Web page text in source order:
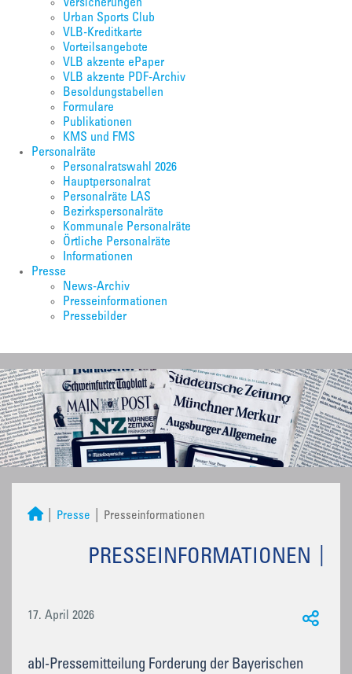
Versicherungen
Urban Sports Club
VLB-Kreditkarte
Vorteilsangebote
VLB akzente ePaper
VLB akzente PDF-Archiv
Besoldungstabellen
Formulare
Publikationen
KMS und FMS
Personalräte
Personalratswahl 2026
Hauptpersonalrat
Personalräte LAS
Bezirkspersonalräte
Kommunale Personalräte
Örtliche Personalräte
Informationen
Presse
News-Archiv
Presseinformationen
Pressebilder
Presse Presseinformationen
PRESSEINFORMATIONEN
17. April 2026
abl-Pressemitteilung Forderung der Bayerischen